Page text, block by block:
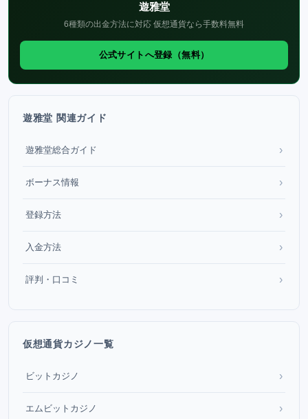
遊雅堂
6種類の出金方法に対応 仮想通貨なら手数料無料
公式サイトへ登録（無料）
遊雅堂 関連ガイド
遊雅堂総合ガイド ›
ボーナス情報 ›
登録方法 ›
入金方法 ›
評判・口コミ ›
仮想通貨カジノ一覧
ビットカジノ ›
エムビットカジノ ›